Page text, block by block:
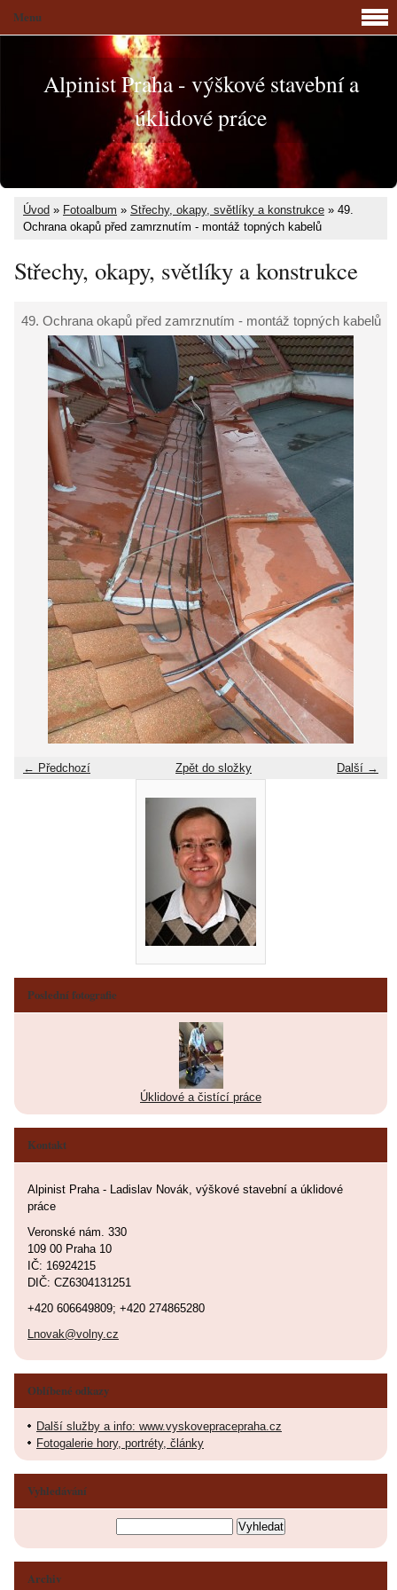
Alpinist Praha - výškové stavební a
úklidové práce
Úvod » Fotoalbum » Střechy, okapy, světlíky a konstrukce » 49.
Ochrana okapů před zamrznutím - montáž topných kabelů
Střechy, okapy, světlíky a konstrukce
49. Ochrana okapů před zamrznutím - montáž topných kabelů
← Předchozí Další →
Zpět do složky
Menu
Poslední fotografie
Úklidové a čistící práce
Kontakt
Alpinist Praha - Ladislav Novák, výškové stavební a úklidové
práce
Veronské nám. 330
109 00 Praha 10
IČ: 16924215
DIČ: CZ6304131251
+420 606649809; +420 274865280
Lnovak@volny.cz
Oblíbené odkazy
Další služby a info: www.vyskovepracepraha.cz
Fotogalerie hory, portréty, články
Vyhledávání
Archiv